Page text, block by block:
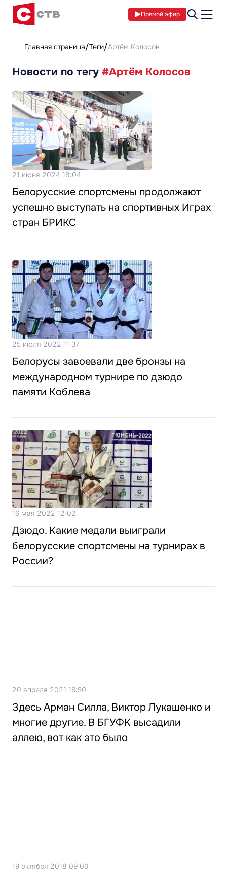
Прямой эфир
Главная страница Теги Артём Колосов
Новости по тегу #Артём Колосов
21 июня 2024 18:04
Белорусские спортсмены продолжают
успешно выступать на спортивных Играх
стран БРИКС
25 июля 2022 11:37
Белорусы завоевали две бронзы на
международном турнире по дзюдо
памяти Коблева
16 мая 2022 12:02
Дзюдо. Какие медали выиграли
белорусские спортсмены на турнирах в
России?
20 апреля 2021 16:50
Здесь Арман Силла, Виктор Лукашенко и
многие другие. В БГУФК высадили
аллею, вот как это было
19 октября 2018 09:06